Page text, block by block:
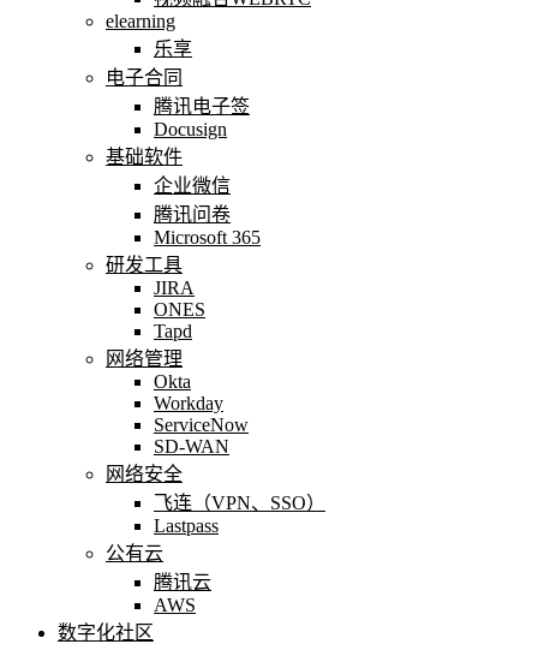
elearning
乐享
电子合同
腾讯电子签
Docusign
基础软件
企业微信
腾讯问卷
Microsoft 365
研发工具
JIRA
ONES
Tapd
网络管理
Okta
Workday
ServiceNow
SD-WAN
网络安全
飞连（VPN、SSO）
Lastpass
公有云
腾讯云
AWS
数字化社区